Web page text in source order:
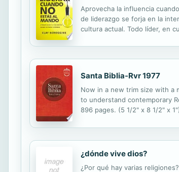
Aprovecha la influencia
de liderazgo se forja en la
cultura actual. Todo líder, en
Santa Biblia-Rvr 1977
Now in a new trim size with a
to understand contemporary
896 pages. (5 1/2" x 8 1/2" x
¿dónde vive dios?
¿Por qué hay varias